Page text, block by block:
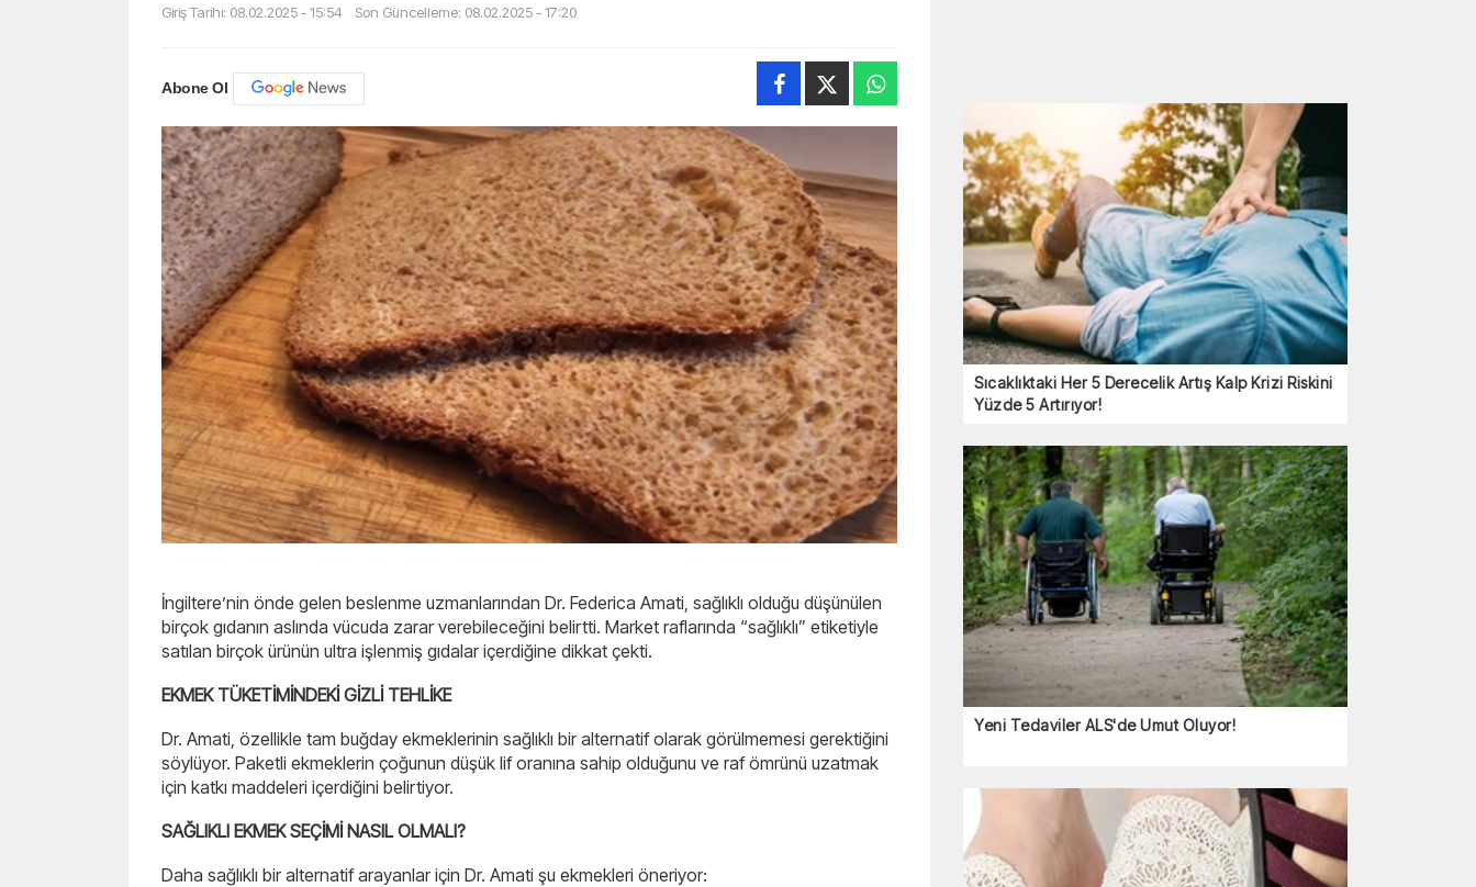
Giriş Tarihi: 08.02.2025 - 15:54 Son Güncelleme: 08.02.2025 - 17:20
Abone Ol
İngiltere’nin önde gelen beslenme uzmanlarından Dr. Federica Amati, sağlıklı olduğu düşünülen
birçok gıdanın aslında vücuda zarar verebileceğini belirtti. Market raflarında “sağlıklı” etiketiyle
satılan birçok ürünün ultra işlenmiş gıdalar içerdiğine dikkat çekti.
EKMEK TÜKETİMİNDEKİ GİZLİ TEHLİKE
Dr. Amati, özellikle tam buğday ekmeklerinin sağlıklı bir alternatif olarak görülmemesi gerektiğini
söylüyor. Paketli ekmeklerin çoğunun düşük lif oranına sahip olduğunu ve raf ömrünü uzatmak
için katkı maddeleri içerdiğini belirtiyor.
SAĞLIKLI EKMEK SEÇİMİ NASIL OLMALI?
Daha sağlıklı bir alternatif arayanlar için Dr. Amati şu ekmekleri öneriyor:
Sıcaklıktaki Her 5 Derecelik Artış Kalp Krizi Riskini
Yüzde 5 Artırıyor!
Yeni Tedaviler ALS'de Umut Oluyor!